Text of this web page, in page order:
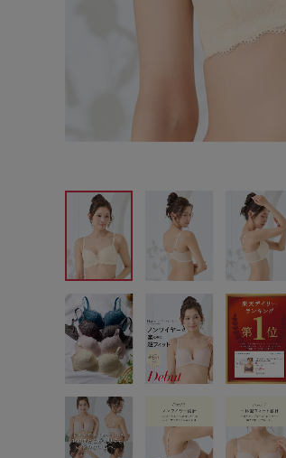
A65
B70
D65
E65 E70
F65 F70
G65 G70
H70
SS